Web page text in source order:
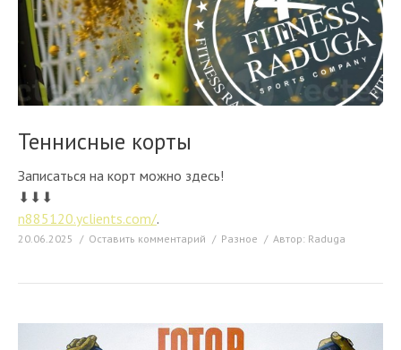
Теннисные корты
Записаться на корт можно здесь!
⬇⬇⬇
n885120.yclients.com/.
20.06.2025 Оставить комментарий Разное Автор: Raduga